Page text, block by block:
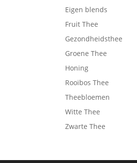
Eigen blends
Fruit Thee
Gezondheidsthee
Groene Thee
Honing
Rooibos Thee
Theebloemen
Witte Thee
Zwarte Thee